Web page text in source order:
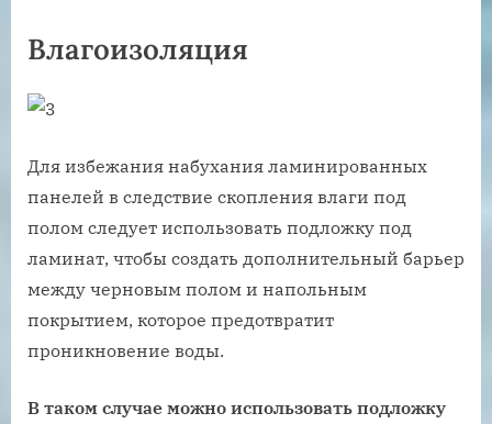
Влагоизоляция
Для избежания набухания ламинированных
панелей в следствие скопления влаги под
полом следует использовать подложку под
ламинат, чтобы создать дополнительный барьер
между черновым полом и напольным
покрытием, которое предотвратит
проникновение воды.
В таком случае можно использовать подложку